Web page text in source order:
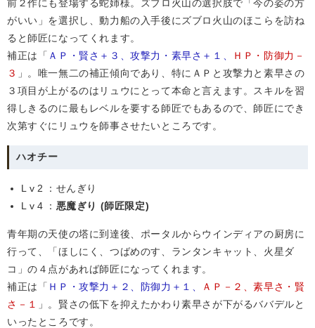
前２作にも登場する蛇姉様。ズブロ火山の選択肢で「今の姿の方
がいい」を選択し、動力船の入手後にズブロ火山のほこらを訪ね
ると師匠になってくれます。
補正は「 ＡＰ・賢さ＋３、攻撃力・素早さ＋１、
ＨＰ・防御力－
３ 」。唯一無二の補正傾向であり、特にＡＰと攻撃力と素早さの
３項目が上がるのはリュウにとって本命と言えます。スキルを習
得しきるのに最もレベルを要する師匠でもあるので、師匠にでき
次第すぐにリュウを師事させたいところです。
ハオチー
Lv2
：せんぎり
Lv4
： 悪魔ぎり (師匠限定)
青年期の天使の塔に到達後、ポータルからウインディアの厨房に
行って、「ほしにく、つばめのす、ランタンキャット、火星ダ
コ」の４点があれば師匠になってくれます。
補正は「 ＨＰ・攻撃力＋２、防御力＋１、
ＡＰ－２、素早さ・賢
さ－１
」。賢さの低下を抑えたかわり素早さが下がるババデルと
いったところです。